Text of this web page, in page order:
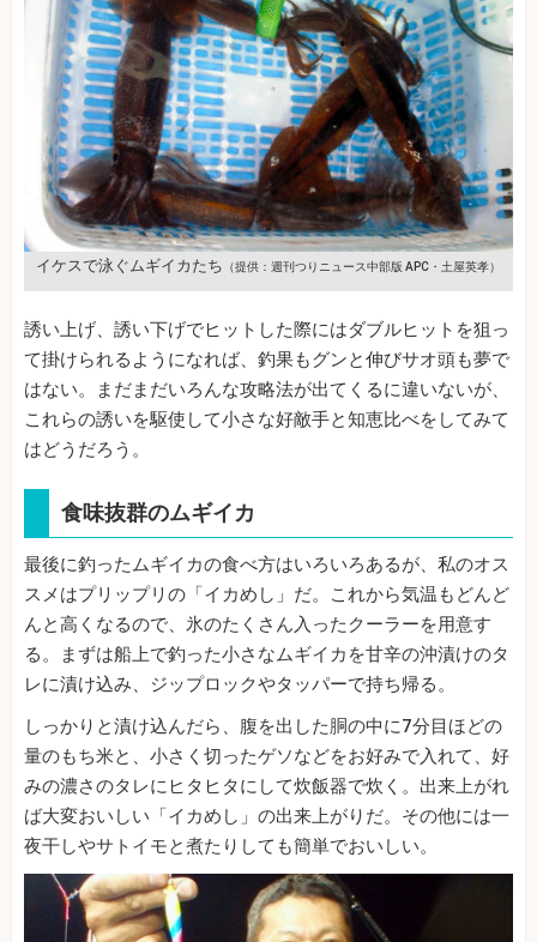
イケスで泳ぐムギイカたち （提供：週刊つりニュース中部版 APC・土屋英孝）
誘い上げ、誘い下げでヒットした際にはダブルヒットを狙っ
て掛けられるようになれば、釣果もグンと伸びサオ頭も夢で
はない。まだまだいろんな攻略法が出てくるに違いないが、
これらの誘いを駆使して小さな好敵手と知恵比べをしてみて
はどうだろう。
食味抜群のムギイカ
最後に釣ったムギイカの食べ方はいろいろあるが、私のオス
スメはプリップリの「イカめし」だ。これから気温もどんど
んと高くなるので、氷のたくさん入ったクーラーを用意す
る。まずは船上で釣った小さなムギイカを甘辛の沖漬けのタ
レに漬け込み、ジップロックやタッパーで持ち帰る。
しっかりと漬け込んだら、腹を出した胴の中に7分目ほどの
量のもち米と、小さく切ったゲソなどをお好みで入れて、好
みの濃さのタレにヒタヒタにして炊飯器で炊く。出来上がれ
ば大変おいしい「イカめし」の出来上がりだ。その他には一
夜干しやサトイモと煮たりしても簡単でおいしい。